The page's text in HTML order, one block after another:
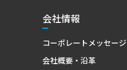
会社情報
コーポレートメッセージ
会社概要・沿革